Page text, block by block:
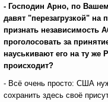
- Господин Арно, по
давят "перезагрузкой" на
признать независимость
проголосовать за
науськивают его на ту
происходит?
- Всё очень просто: США
сохранить здесь своё